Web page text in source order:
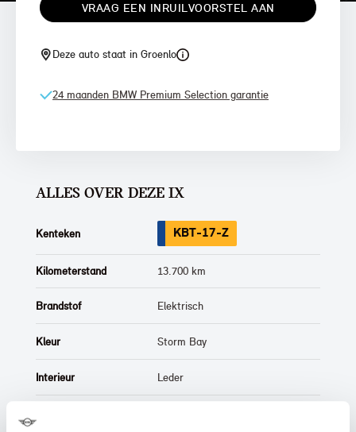
VRAAG EEN INRUILVOORSTEL AAN
Deze auto staat in Groenlo
24 maanden BMW Premium Selection garantie
ALLES OVER DEZE IX
Kenteken KBT-17-Z
Kilometerstand 13.700 km
Brandstof Elektrisch
Kleur Storm Bay
Interieur Leder